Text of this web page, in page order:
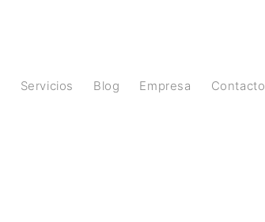
Servicios Blog Empresa Contacto